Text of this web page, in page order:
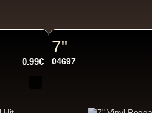
0.99€
7"
04697